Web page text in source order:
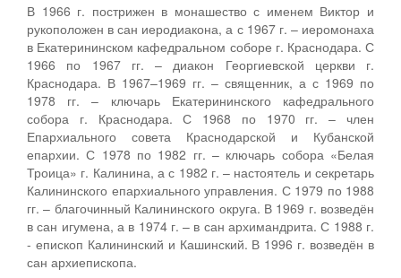
В 1966 г. пострижен в монашество с именем Виктор и
рукоположен в сан иеродиакона, а с 1967 г. – иеромонаха
в Екатерининском кафедральном соборе г. Краснодара. С
1966 по 1967 гг. – диакон Георгиевской церкви г.
Краснодара. В 1967–1969 гг. – священник, а с 1969 по
1978 гг. – ключарь Екатерининского кафедрального
собора г. Краснодара. С 1968 по 1970 гг. – член
Епархиального совета Краснодарской и Кубанской
епархии. С 1978 по 1982 гг. – ключарь собора «Белая
Троица» г. Калинина, а с 1982 г. – настоятель и секретарь
Калининского епархиального управления. С 1979 по 1988
гг. – благочинный Калининского округа. В 1969 г. возведён
в сан игумена, а в 1974 г. – в сан архимандрита. С 1988 г.
- епископ Калининский и Кашинский. В 1996 г. возведён в
сан архиепископа.